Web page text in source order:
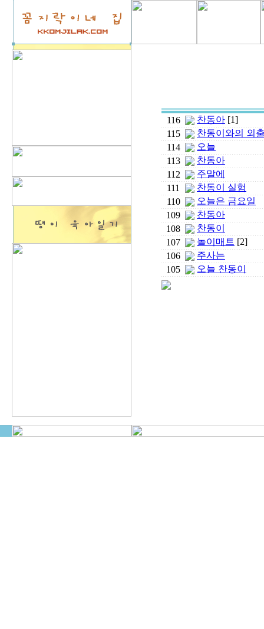
116 찬동아 [1]
115
찬동이와의 외
114
오늘
113
찬동아
112
주말에
111
찬동이 실험
110
오늘은 금요일
109
찬동아
108
찬동이
107
놀이매트 [2]
106
주사는
105
오늘 찬동이